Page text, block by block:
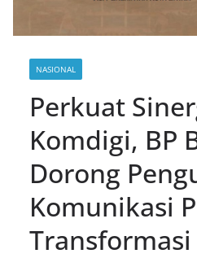
NASIONAL
Perkuat
Komdigi, BP
Dorong
Komunikasi